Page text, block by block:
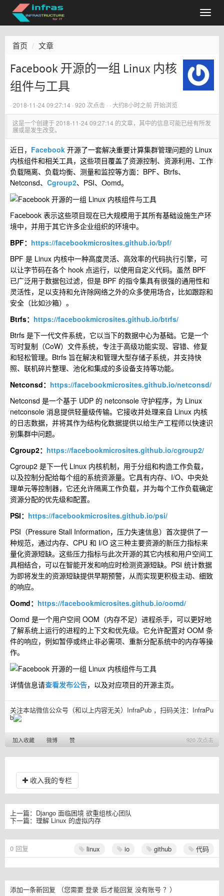
首页 文章
Facebook 开源的一组 Linux 内核
组件与工具
· 2018-11-24 09:27:14 · 920 次点击 · · 大约8小时之前开始浏览
这是一个创建于2018-11-24 09:27:14 的文章，其中的信息可能已经有所发
展或是发生改变。
近日， Facebook 开源了一套解决重要计算集群管理问题的 Linux
内核组件和相关工具，这些项目覆盖了资源控制、资源利用、工作
负载隔离、负载均衡、测量和监控等方面：BPF、Btrfs、
Netconsd、 Cgroup2、PSI、Oomd。
Facebook 表示这些项目现在已大规模用于其所有基础设施生产环
境中，并用于其它许多企业组织的环境中。
BPF： https://facebookmicrosites.github.io/bpf/
BPF 是 Linux 内核中一种高度灵活、高效率的代码执行引擎，可
以让字节码在各个 hook 点运行，以使用自定义代码。虽然 BPF
已广泛用于数据包过滤，但是 BPF 的指令集具有很强的通用性和
灵活性，足以支持和允许除网络之外的众多使用场合，比如跟踪和
安全（比如沙箱）。
Btrfs： https://facebookmicrosites.github.io/btrfs/
Btrfs 是下一代文件系统，它以当下的数据中心为基础。它是一个
写时复制（CoW）文件系统，专注于高级功能实现、容错、修复
和轻松管理。Btrfs 旨在解决和管理大型存储子系统，并支持快
照、联机碎片整理、池化和集成的多设备支持等功能。
Netconsd： https://facebookmicrosites.github.io/netconsd/
Netconsd 是一个基于 UDP 的 netconsole 守护程序，为 Linux
netconsole 消息提供轻量级传输。它接收并处理来自 Linux 内核
的日志数据，并将其作为结构化数据提供以给生产工程师以快速识
别集群中问题。
Cgroup2： https://facebookmicrosites.github.io/cgroup2/
Cgroup2 是下一代 Linux 内核机制，用于分组和构造工作负载，
以及控制分配给每个组的系统资源量。它具有内存、I/O、中央处
理单元等控制器，它还允许隔离工作负载，并为每个工作负载确定
资源分配的优先级和配置。
PSI： https://facebookmicrosites.github.io/psi/
PSI（Pressure Stall Information，压力失速信息）首次提供了一
种规范，通过内存、CPU 和 I/O 这三种主要资源的新压力指标来
量化资源短缺。这些压力指标与此次开源的其它内核和用户空间工
具相结合，可以在智能开发和响应时检测资源短缺。PSI 统计数据
为即将发生的资源短缺提供早期预警，从而实现更积极主动、细致
的响应。
Oomd： https://facebookmicrosites.github.io/oomd/
Oomd 是一个用户空间 OOM（内存不足）进程杀手，可以更好地
了解系统上运行的进程的上下文和优先级。它允许配置对 OOM 条
件的响应，例如暂停或终止非必需项、重新分配系统中的内存等操
作。
详情信息请查看发布公告，以及对应项目的开源主页。
关注本站微信公众号（和以上内容无关）InfraPub ，扫码关注： InfraPu
b
920 次点击
加入收藏 微博 赞
收入我的专栏
上一篇： Django 面临困境 欲重组核心团队
下一篇： 理解 Linux 的虚拟内存
linux io github 代码
0 回复
添加一条新回复 （您需要 登录 后才能回复 没有账号 ？）